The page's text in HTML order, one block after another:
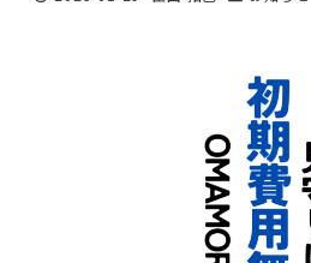
投稿日
著
カテゴリー